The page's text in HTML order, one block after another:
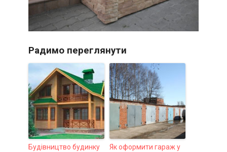
Радимо переглянути
Будівництво будинку
Як оформити гараж у